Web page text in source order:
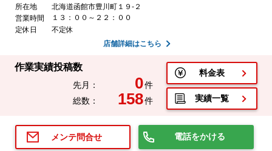
所在地
北海道函館市豊川町１９-２
営業時間
１３：００～２２：００
定休日
不定休
店舗詳細はこちら
作業実績投稿数
先月： 0件
総数：
158件
料金表
実績一覧
メンテ問合せ 電話をかける